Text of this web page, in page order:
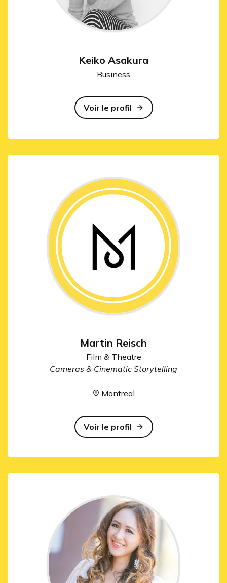
Keiko Asakura
Business
Voir le profil
Martin Reisch
Film & Theatre
Cameras & Cinematic Storytelling
Montreal
Voir le profil